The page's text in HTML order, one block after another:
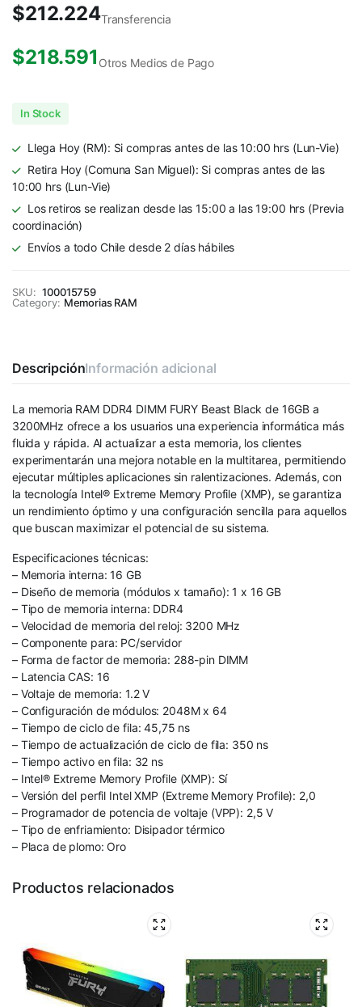
$212.224Transferencia
$218.591 Otros Medios de Pago
In Stock
Llega Hoy (RM): Si compras antes de las 10:00 hrs (Lun-Vie)
Retira Hoy (Comuna San Miguel): Si compras antes de las
10:00 hrs (Lun-Vie)
Los retiros se realizan desde las 15:00 a las 19:00 hrs (Previa
coordinación)
Envíos a todo Chile desde 2 días hábiles
SKU: 100015759
Category: Memorias RAM
DescripciónInformación adicional
La memoria RAM DDR4 DIMM FURY Beast Black de 16GB a
3200MHz ofrece a los usuarios una experiencia informática más
fluida y rápida. Al actualizar a esta memoria, los clientes
experimentarán una mejora notable en la multitarea, permitiendo
ejecutar múltiples aplicaciones sin ralentizaciones. Además, con
la tecnología Intel® Extreme Memory Profile (XMP), se garantiza
un rendimiento óptimo y una configuración sencilla para aquellos
que buscan maximizar el potencial de su sistema.
Especificaciones técnicas:
– Memoria interna: 16 GB
– Diseño de memoria (módulos x tamaño): 1 x 16 GB
– Tipo de memoria interna: DDR4
– Velocidad de memoria del reloj: 3200 MHz
– Componente para: PC/servidor
– Forma de factor de memoria: 288-pin DIMM
– Latencia CAS: 16
– Voltaje de memoria: 1.2 V
– Configuración de módulos: 2048M x 64
– Tiempo de ciclo de fila: 45,75 ns
– Tiempo de actualización de ciclo de fila: 350 ns
– Tiempo activo en fila: 32 ns
– Intel® Extreme Memory Profile (XMP): Sí
– Versión del perfil Intel XMP (Extreme Memory Profile): 2,0
– Programador de potencia de voltaje (VPP): 2,5 V
– Tipo de enfriamiento: Disipador térmico
– Placa de plomo: Oro
Productos relacionados